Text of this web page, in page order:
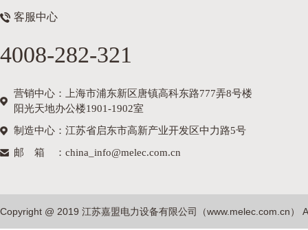
客服中心
4008-282-321
营销中心：上海市浦东新区唐镇高科东路777弄8号楼
阳光天地办公楼1901-1902室
制造中心：江苏省启东市高新产业开发区中力路5号
邮箱
：china_info@melec.com.cn
Copyright @ 2019 江苏嘉盟电力设备有限公司（www.melec.com.cn）